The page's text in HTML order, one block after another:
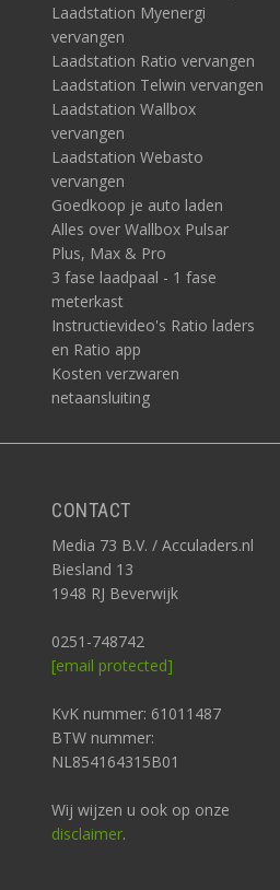
Laadstation Myenergi
vervangen
Laadstation Ratio vervangen
Laadstation Telwin vervangen
Laadstation Wallbox
vervangen
Laadstation Webasto
vervangen
Goedkoop je auto laden
Alles over Wallbox Pulsar
Plus, Max & Pro
3 fase laadpaal - 1 fase
meterkast
Instructievideo's Ratio laders
en Ratio app
Kosten verzwaren
netaansluiting
CONTACT
Media 73 B.V. / Acculaders.nl
Biesland 13
1948 RJ Beverwijk
0251-748742
[email protected]
KvK nummer: 61011487
BTW nummer:
NL854164315B01
Wij wijzen u ook op onze
disclaimer.